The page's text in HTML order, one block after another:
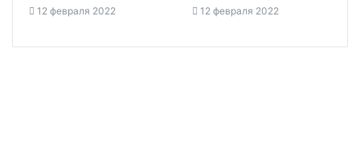
12 февраля 2022 12 февраля 2022